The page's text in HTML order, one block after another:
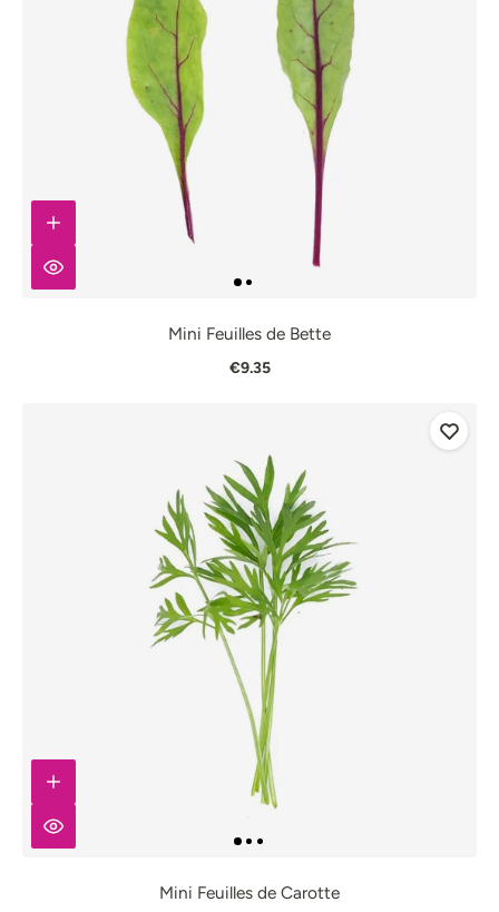
Mini Feuilles de Bette
€9.35
Mini Feuilles de Carotte